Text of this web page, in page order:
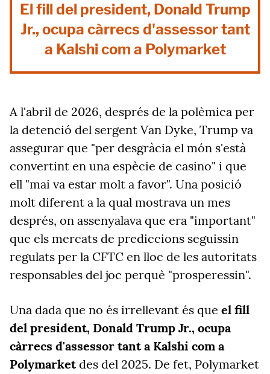
El fill del president, Donald Trump
Jr., ocupa càrrecs d'assessor tant
a Kalshi com a Polymarket
A l'abril de 2026, després de la polèmica per
la detenció del sergent Van Dyke, Trump va
assegurar que "per desgràcia el món s'està
convertint en una espècie de casino" i que
ell "mai va estar molt a favor". Una posició
molt diferent a la qual mostrava un mes
després, on assenyalava que era "important"
que els mercats de prediccions seguissin
regulats per la CFTC en lloc de les autoritats
responsables del joc perquè "prosperessin".
Una dada que no és irrellevant és que el fill
del president, Donald Trump Jr., ocupa
càrrecs d'assessor tant a Kalshi com a
Polymarketdes del 2025. De fet, Polymarket